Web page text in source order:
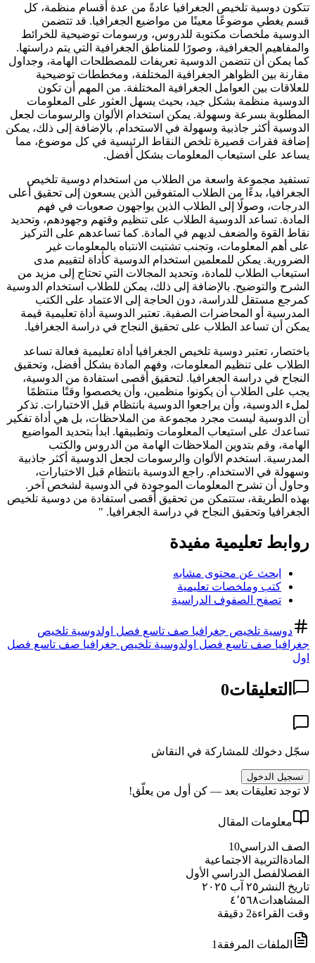
تتكون دوسية تلخيص الجغرافيا عادةً من عدة أقسام منظمة، كل
قسم يغطي موضوعًا معينًا من مواضيع الجغرافيا. قد تتضمن
الدوسية ملخصات مكتوبة للدروس، ورسومات توضيحية للخرائط
والمفاهيم الجغرافية، وصورًا للمناطق الجغرافية التي يتم دراستها.
كما يمكن أن تتضمن الدوسية تعريفات للمصطلحات الهامة، وجداول
مقارنة بين الظواهر الجغرافية المختلفة، ومخططات توضيحية
للعلاقات بين العوامل الجغرافية المختلفة. من المهم أن تكون
الدوسية منظمة بشكل جيد، بحيث يسهل العثور على المعلومات
المطلوبة بسرعة وسهولة. يمكن استخدام الألوان والرسومات لجعل
الدوسية أكثر جاذبية وسهولة في الاستخدام. بالإضافة إلى ذلك، يمكن
إضافة فقرات قصيرة تلخص النقاط الرئيسية في كل موضوع، مما
يساعد على استيعاب المعلومات بشكل أفضل.
تستفيد مجموعة واسعة من الطلاب من استخدام دوسية تلخيص
الجغرافيا، بدءًا من الطلاب المتفوقين الذين يسعون إلى تحقيق أعلى
الدرجات، وصولًا إلى الطلاب الذين يواجهون صعوبات في فهم
المادة. تساعد الدوسية الطلاب على تنظيم وقتهم وجهودهم، وتحديد
نقاط القوة والضعف لديهم في المادة. كما تساعدهم على التركيز
على أهم المعلومات، وتجنب تشتيت الانتباه بالمعلومات غير
الضرورية. يمكن للمعلمين استخدام الدوسية كأداة لتقييم مدى
استيعاب الطلاب للمادة، وتحديد المجالات التي تحتاج إلى مزيد من
الشرح والتوضيح. بالإضافة إلى ذلك، يمكن للطلاب استخدام الدوسية
كمرجع مستقل للدراسة، دون الحاجة إلى الاعتماد على الكتب
المدرسية أو المحاضرات الصفية. تعتبر الدوسية أداة تعليمية قيمة
يمكن أن تساعد الطلاب على تحقيق النجاح في دراسة الجغرافيا.
باختصار، تعتبر دوسية تلخيص الجغرافيا أداة تعليمية فعالة تساعد
الطلاب على تنظيم المعلومات، وفهم المادة بشكل أفضل، وتحقيق
النجاح في دراسة الجغرافيا. لتحقيق أقصى استفادة من الدوسية،
يجب على الطلاب أن يكونوا منظمين، وأن يخصصوا وقتًا منتظمًا
لملء الدوسية، وأن يراجعوا الدوسية بانتظام قبل الاختبارات. تذكر
أن الدوسية ليست مجرد مجموعة من الملاحظات، بل هي أداة تفكير
تساعدك على استيعاب المعلومات وتطبيقها. ابدأ بتحديد المواضيع
الهامة، وقم بتدوين الملاحظات الهامة من الدروس والكتب
المدرسية. استخدم الألوان والرسومات لجعل الدوسية أكثر جاذبية
وسهولة في الاستخدام. راجع الدوسية بانتظام قبل الاختبارات،
وحاول أن تشرح المعلومات الموجودة في الدوسية لشخص آخر.
بهذه الطريقة، ستتمكن من تحقيق أقصى استفادة من دوسية تلخيص
الجغرافيا وتحقيق النجاح في دراسة الجغرافيا. "
روابط تعليمية مفيدة
ابحث عن محتوى مشابه
كتب وملخصات تعليمية
تصفح الصفوف الدراسية
دوسية تلخيص جغرافيا صف تاسع فصل اولدوسية تلخيص
جغرافيا صف تاسع فصل اولدوسية تلخيص جغرافيا صف تاسع فصل
اول
التعليقات0
سجّل دخولك للمشاركة في النقاش
تسجيل الدخول
لا توجد تعليقات بعد — كن أول من يعلّق!
معلومات المقال
الصف الدراسي10
المادة التربية الاجتماعية
الفصلالفصل الدراسي الأول
تاريخ النشر ٢٥ آب ٢٠٢٥
المشاهدات٤٬٥٦٨
وقت القراءة2 دقيقة
الملفات المرفقة 1